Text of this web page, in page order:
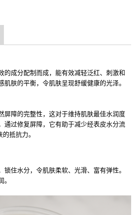
的成分配制而成，能有效减轻泛红、刺激和
肌肤的平衡，令肌肤呈现舒缓健康的光泽。
屏障的完整性，这对于维持肌肤最佳水润度
通过修复屏障，它有助于减少经表皮水分流
抵抗力。
锁住水分，令肌肤柔软、光滑、富有弹性。
。